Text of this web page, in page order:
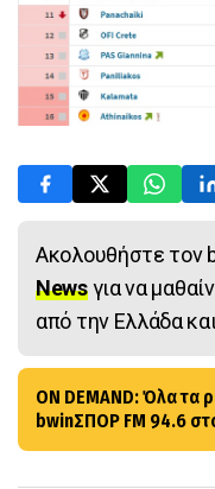
Ακολουθήστε τον
Newsγια να
από την Ελλάδα
ON DEMAND: Όλα τα
bwinΣΠΟΡ FM 94.6